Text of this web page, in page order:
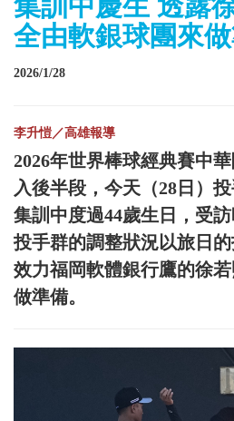
全由軟銀球團來
2026/1/28
李升愷／高雄報導
2026年世界棒球經典賽中
入後半段，今天（28日）
集訓中度過44歲生日，受
投手群的調整狀況以旅日
效力福岡軟體銀行鷹的徐
做準備。